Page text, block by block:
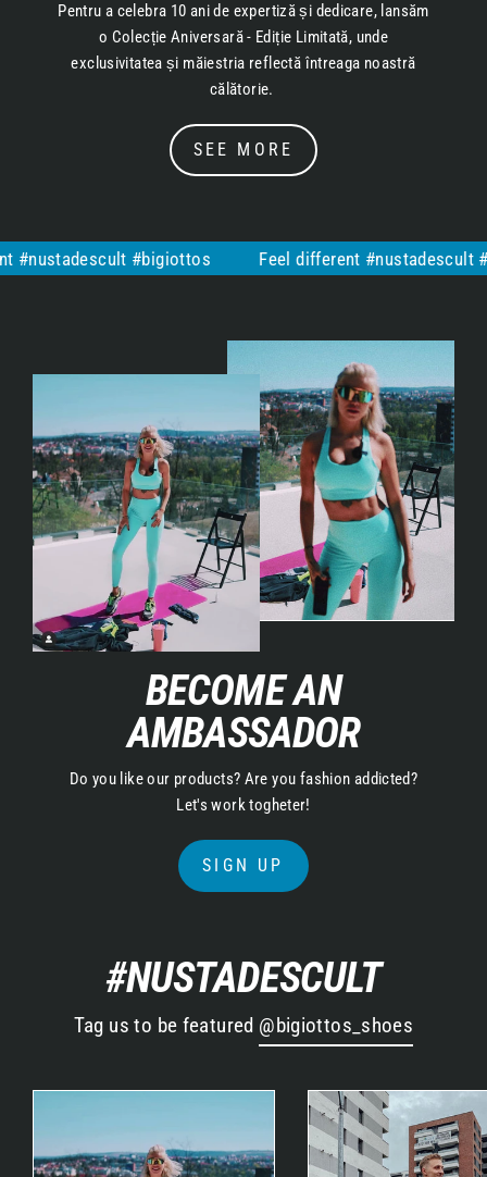
Pentru a celebra 10 ani de expertiză și dedicare, lansăm
o Colecție Aniversară - Ediție Limitată, unde
exclusivitatea și măiestria reflectă întreaga noastră
călătorie.
SEE MORE
#bigiottos Feel different #nustadescult
BECOME AN
AMBASSADOR
Do you like our products? Are you fashion addicted?
Let's work togheter!
SIGN UP
#NUSTADESCULT
Tag us to be featured @bigiottos_shoes